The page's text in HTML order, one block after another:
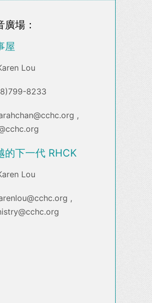
廣場：
屋
Lou
8233
,
的下一代 RHCK
Lou
,